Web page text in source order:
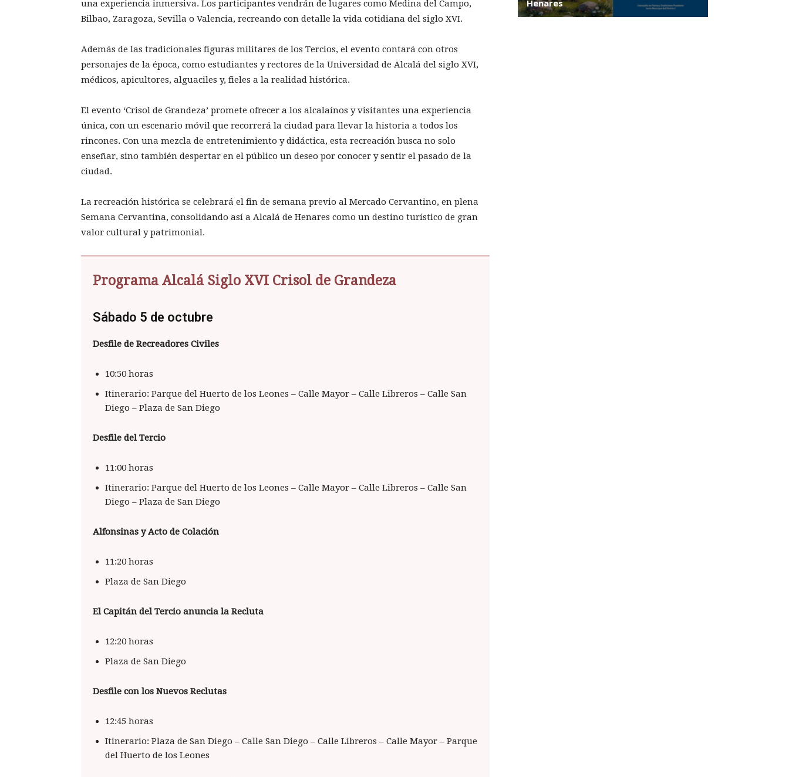
una experiencia inmersiva. Los participantes vendrán de lugares como Medina del Campo,
Bilbao, Zaragoza, Sevilla o Valencia, recreando con detalle la vida cotidiana del siglo XVI.
Además de las tradicionales figuras militares de los Tercios, el evento contará con otros
personajes de la época, como estudiantes y rectores de la Universidad de Alcalá del siglo XVI,
médicos, apicultores, alguaciles y, fieles a la realidad histórica.
El evento ‘Crisol de Grandeza’ promete ofrecer a los alcalaínos y visitantes una experiencia
única, con un escenario móvil que recorrerá la ciudad para llevar la historia a todos los
rincones. Con una mezcla de entretenimiento y didáctica, esta recreación busca no solo
enseñar, sino también despertar en el público un deseo por conocer y sentir el pasado de la
ciudad.
La recreación histórica se celebrará el fin de semana previo al Mercado Cervantino, en plena
Semana Cervantina, consolidando así a Alcalá de Henares como un destino turístico de gran
valor cultural y patrimonial.
Programa Alcalá Siglo XVI Crisol de Grandeza
Sábado 5 de octubre
Desfile de Recreadores Civiles
10:50 horas
Itinerario: Parque del Huerto de los Leones – Calle Mayor – Calle Libreros – Calle San
Diego – Plaza de San Diego
Desfile del Tercio
11:00 horas
Itinerario: Parque del Huerto de los Leones – Calle Mayor – Calle Libreros – Calle San
Diego – Plaza de San Diego
Alfonsinas y Acto de Colación
11:20 horas
Plaza de San Diego
El Capitán del Tercio anuncia la Recluta
12:20 horas
Plaza de San Diego
Desfile con los Nuevos Reclutas
12:45 horas
Itinerario: Plaza de San Diego – Calle San Diego – Calle Libreros – Calle Mayor – Parque
del Huerto de los Leones